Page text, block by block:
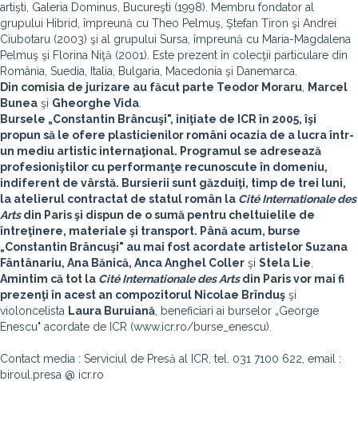
artişti, Galeria Dominus, Bucureşti (1998). Membru fondator al
grupului Hibrid, împreună cu Theo Pelmuş, Ştefan Tiron şi Andrei
Ciubotaru (2003) şi al grupului Sursa, împreună cu Maria-Magdalena
Pelmuş şi Florina Niţă (2001). Este prezent în colecţii particulare din
România, Suedia, Italia, Bulgaria, Macedonia şi Danemarca.
Din comisia de jurizare au făcut parte Teodor Moraru
Marcel
Bunea şi Gheorghe Vida
Bursele „Constantin Brâncuşi", iniţiate de ICR în 2005, îşi
propun să le ofere plasticienilor români ocazia de a lucra într-
un mediu artistic internaţional. Programul se adresează
profesioniştilor cu performanţe recunoscute în domeniu,
indiferent de vârstă. Bursierii sunt găzduiţi, timp de trei luni,
la atelierul contractat de statul român la Cité Internationale des
Artsdin Paris şi dispun de o sumă pentru cheltuielile de
întreţinere, materiale şi transport. Până acum, burse
„Constantin Brâncuşi" au mai fost acordate artistelorSuzana
Fântânariu, Ana Bănică, Anca Anghel Coller şi Stela Lie
Amintim că tot la Cité Internationale des Artsdin Paris vor mai fi
prezenţi în acest an compozitorul Nicolae Brînduş şi
violoncelista Laura Buruiană , beneficiari ai burselor „George
Enescu" acordate de ICR (www.icr.ro/burse_enescu).
Contact media : Serviciul de Presă al ICR, tel. 031 7100 622, email :
biroul.presa @ icr.ro